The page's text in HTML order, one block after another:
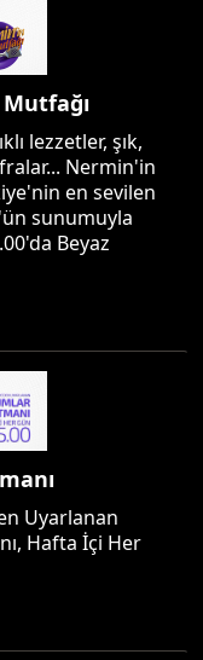
lezzetler, şık,
Nermin'in
en sevilen
sunumuyla
Beyaz
Uyarlanan
Hafta İçi Her